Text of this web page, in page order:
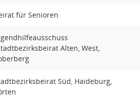
für Senioren
Alten, West,
Süd, Haideburg,